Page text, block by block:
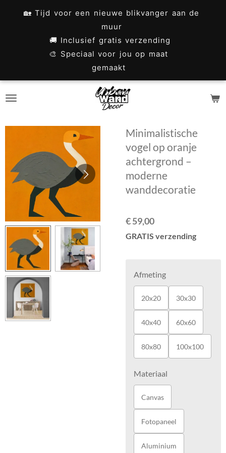
🏡 Tijd voor een nieuwe blikvanger aan de
muur
🚚 Inclusief gratis verzending
🎨 Speciaal voor jou op maat
gemaakt
Minimalistische
vogel op oranje
achtergrond –
moderne
wanddecoratie
€ 59,00
GRATIS verzending
Afmeting
20x20 30x30
40x40 60x60
80x80 100x100
Materiaal
Canvas
Fotopaneel
Aluminium